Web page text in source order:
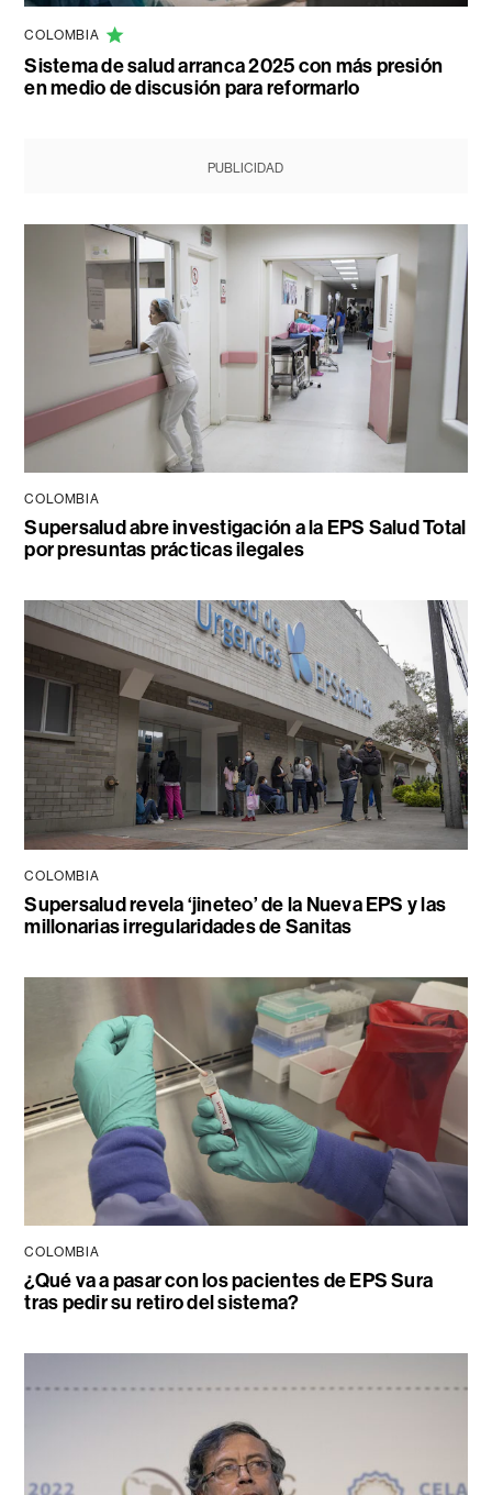
COLOMBIA
Sistema de salud arranca 2025 con más presión
en medio de discusión para reformarlo
PUBLICIDAD
COLOMBIA
Supersalud abre investigación a la EPS Salud Total
por presuntas prácticas ilegales
COLOMBIA
Supersalud revela ‘jineteo’ de la Nueva EPS y las
millonarias irregularidades de Sanitas
COLOMBIA
¿Qué va a pasar con los pacientes de EPS Sura
tras pedir su retiro del sistema?